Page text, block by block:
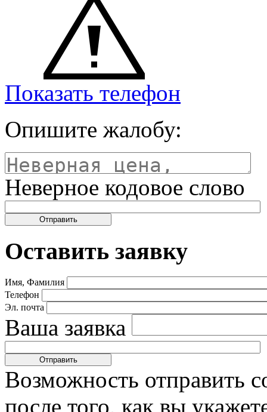
Показать телефон
Опишите жалобу:
Неверное кодовое слово
Оставить заявку
Имя, Фамилия
Телефон
Эл. почта
Ваша заявка
Возможность отправить
после того, как вы